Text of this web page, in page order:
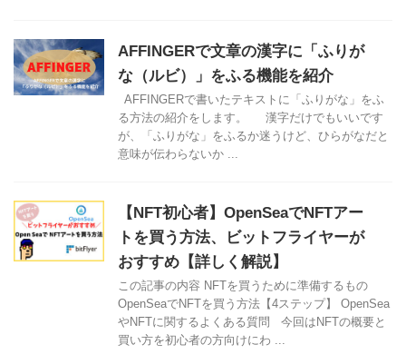
AFFINGERで文章の漢字に「ふりが
な（ルビ）」をふる機能を紹介
AFFINGERで書いたテキストに「ふりがな」をふ
る方法の紹介をします。 漢字だけでもいいです
が、「ふりがな」をふるか迷うけど、ひらがなだと
意味が伝わらないか ...
【NFT初心者】OpenSeaでNFTアー
トを買う方法、ビットフライヤーが
おすすめ【詳しく解説】
この記事の内容 NFTを買うために準備するもの
OpenSeaでNFTを買う方法【4ステップ】 OpenSea
やNFTに関するよくある質問 今回はNFTの概要と
買い方を初心者の方向けにわ ...